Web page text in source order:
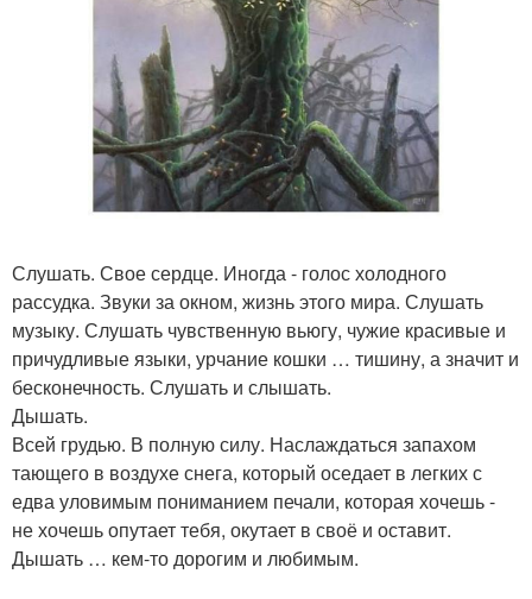
Слушать. Свое сердце. Иногда - голос холодного
рассудка. Звуки за окном, жизнь этого мира. Слушать
музыку. Слушать чувственную вьюгу, чужие красивые и
причудливые языки, урчание кошки … тишину, а значит и
бесконечность. Слушать и слышать.
Дышать.
Всей грудью. В полную силу. Наслаждаться запахом
тающего в воздухе снега, который оседает в легких с
едва уловимым пониманием печали, которая хочешь -
не хочешь опутает тебя, окутает в своё и оставит.
Дышать … кем-то дорогим и любимым.